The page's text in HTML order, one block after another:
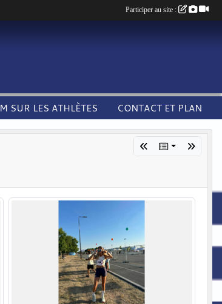
SUR LES ATHLÈTES CONTACT ET PLAN
Participer au site :